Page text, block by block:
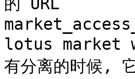
lotus market
有分离的时候,